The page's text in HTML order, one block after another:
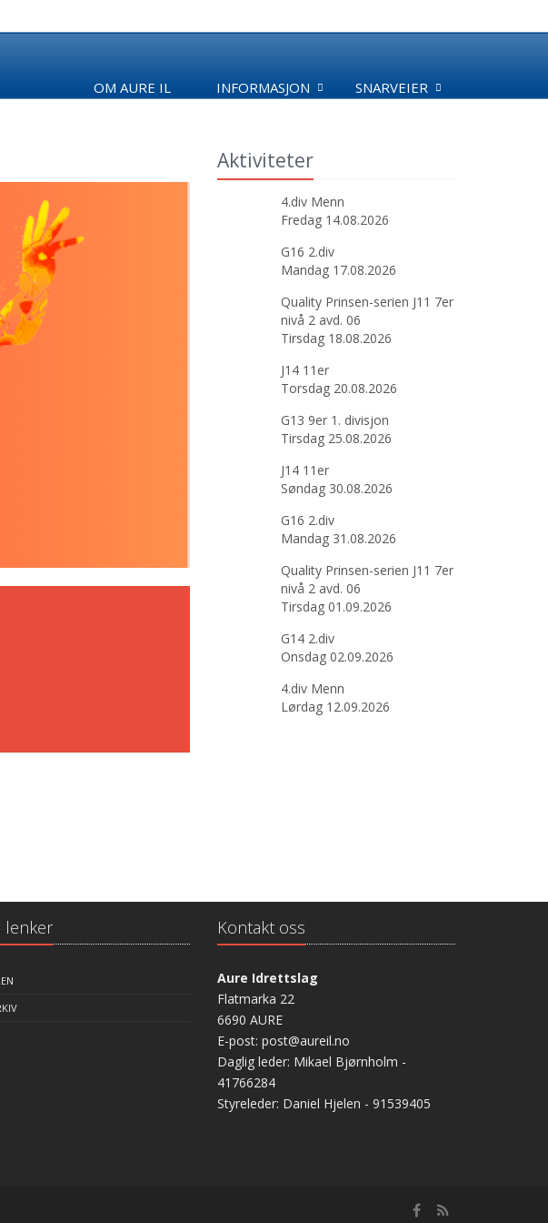
OM AURE IL INFORMASJON SNARVEIER
Aktiviteter
4.div Menn
Fredag 14.08.2026
G16 2.div
Mandag 17.08.2026
Quality Prinsen-serien J11 7er
nivå 2 avd. 06
Tirsdag 18.08.2026
J14 11er
Torsdag 20.08.2026
G13 9er 1. divisjon
Tirsdag 25.08.2026
J14 11er
Søndag 30.08.2026
G16 2.div
Mandag 31.08.2026
Quality Prinsen-serien J11 7er
nivå 2 avd. 06
Tirsdag 01.09.2026
G14 2.div
Onsdag 02.09.2026
4.div Menn
Lørdag 12.09.2026
lenker Kontakt oss
Aure Idrettslag
Flatmarka 22
6690 AURE
E-post: post@aureil.no
Daglig leder: Mikael Bjørnholm -
41766284
Styreleder: Daniel Hjelen - 91539405